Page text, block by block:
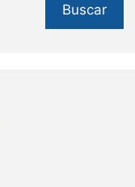
Buscar